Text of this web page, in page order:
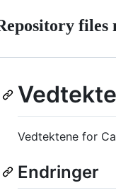
files
Vedtektene for
Endringer